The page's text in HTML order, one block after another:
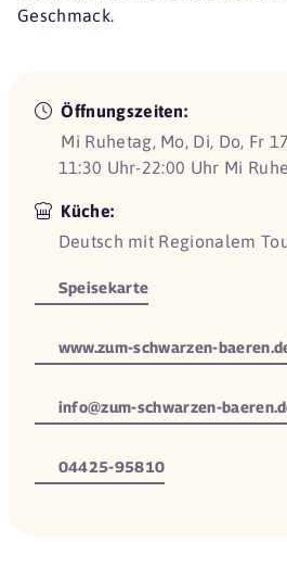
Geschmack.
Öffnungszeiten:
Mi Ruhetag, Mo, Di, Do, Fr
11:30 Uhr-22:00 Uhr Mi
Küche:
Deutsch mit Regionalem
Speisekarte
www.zum-schwarzen-
info@zum-schwarzen-
04425-95810